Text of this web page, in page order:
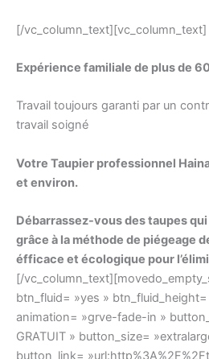
à
un
complet
sur
en
attendant
approbations
réglementaires.
Casino
Bonus
Sans
Dépôt
50
[/vc_column_text][vc_column_text]
Expérience familiale de plus de
Travail toujours garanti par un
travail soigné
Votre Taupier professionnel
et environ.
Débarrassez-vous des taupes
grâce à la méthode de piégeage
éfficace et écologique pour
[/
btn_fluid= »yes »
animation= »grve-fade-in »
GRATUIT » button_size=
button_link=